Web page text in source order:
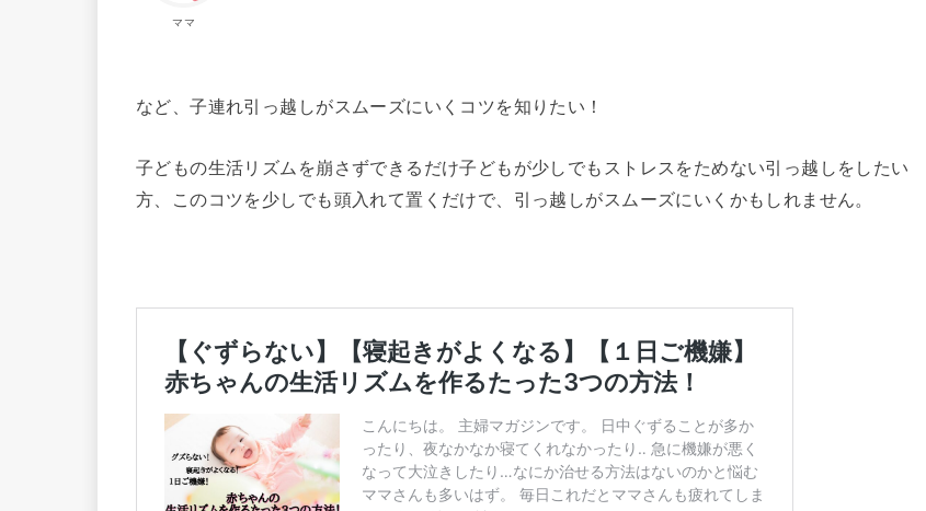
ママ
など、子連れ引っ越しがスムーズにいくコツを知りたい！
子どもの生活リズムを崩さずできるだけ子どもが少しでもストレスをためない引っ越しをしたい
方、このコツを少しでも頭入れて置くだけで、引っ越しがスムーズにいくかもしれません。